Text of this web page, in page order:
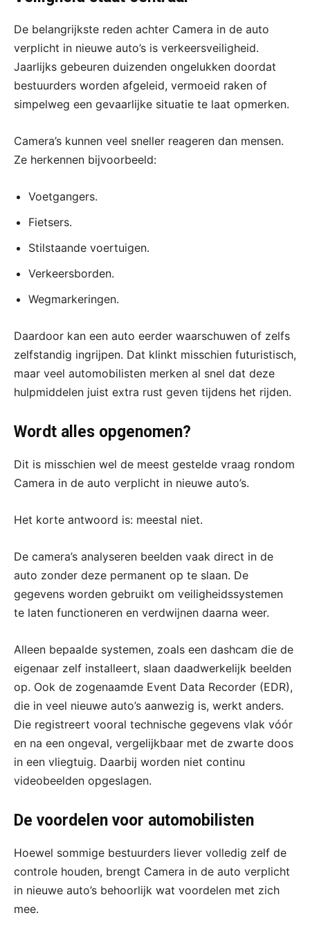
De belangrijkste reden achter Camera in de auto
verplicht in nieuwe auto’s is verkeersveiligheid.
Jaarlijks gebeuren duizenden ongelukken doordat
bestuurders worden afgeleid, vermoeid raken of
simpelweg een gevaarlijke situatie te laat opmerken.
Camera’s kunnen veel sneller reageren dan mensen.
Ze herkennen bijvoorbeeld:
Voetgangers.
Fietsers.
Stilstaande voertuigen.
Verkeersborden.
Wegmarkeringen.
Daardoor kan een auto eerder waarschuwen of zelfs
zelfstandig ingrijpen. Dat klinkt misschien futuristisch,
maar veel automobilisten merken al snel dat deze
hulpmiddelen juist extra rust geven tijdens het rijden.
Wordt alles opgenomen?
Dit is misschien wel de meest gestelde vraag rondom
Camera in de auto verplicht in nieuwe auto’s.
Het korte antwoord is: meestal niet.
De camera’s analyseren beelden vaak direct in de
auto zonder deze permanent op te slaan. De
gegevens worden gebruikt om veiligheidssystemen
te laten functioneren en verdwijnen daarna weer.
Alleen bepaalde systemen, zoals een dashcam die de
eigenaar zelf installeert, slaan daadwerkelijk beelden
op. Ook de zogenaamde Event Data Recorder (EDR),
die in veel nieuwe auto’s aanwezig is, werkt anders.
Die registreert vooral technische gegevens vlak vóór
en na een ongeval, vergelijkbaar met de zwarte doos
in een vliegtuig. Daarbij worden niet continu
videobeelden opgeslagen.
De voordelen voor automobilisten
Hoewel sommige bestuurders liever volledig zelf de
controle houden, brengt Camera in de auto verplicht
in nieuwe auto’s behoorlijk wat voordelen met zich
mee.